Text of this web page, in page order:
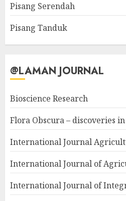
Pisang Serendah
Pisang Tanduk
@LAMAN JOURNAL
Bioscience Research
Flora Obscura – discoveries
International Journal
International Journal of
International Journal of